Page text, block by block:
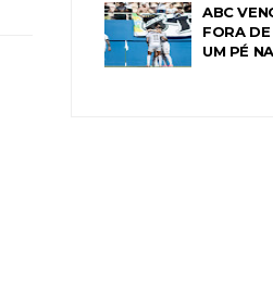
ABC
FORA
UM PÉ